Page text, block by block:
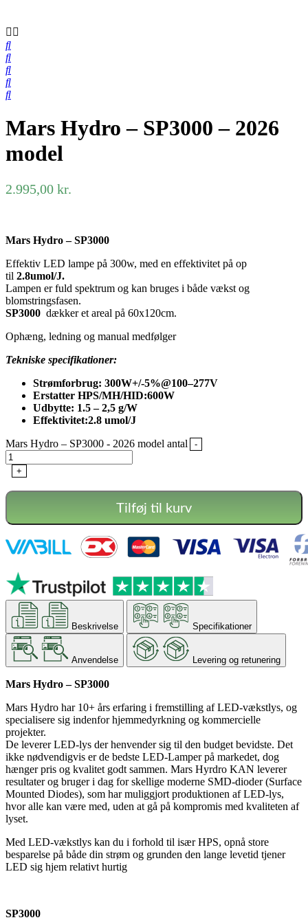
Mars Hydro – SP3000 – 2026
model
2.995,00 kr.
Mars Hydro – SP3000
Effektiv LED lampe på 300w, med en effektivitet på op
til 2.8umol/J.
Lampen er fuld spektrum og kan bruges i både vækst og
blomstringsfasen.
SP3000 dækker et areal på 60x120cm.
Ophæng, ledning og manual medfølger
Tekniske specifikationer:
Strømforbrug: 300W+/-5%@100–277V
Erstatter HPS/MH/HID:600W
Udbytte: 1.5 – 2,5 g/W
Effektivitet:2.8 umol/J
Mars Hydro – SP3000 - 2026 model antal
-
+
Tilføj til kurv
Beskrivelse Specifikationer
Anvendelse Levering og retunering
Mars Hydro – SP3000
Mars Hydro har 10+ års erfaring i fremstilling af LED-vækstlys, og
specialisere sig indenfor hjemmedyrkning og kommercielle
projekter.
De leverer LED-lys der henvender sig til den budget bevidste. Det
ikke nødvendigvis er de bedste LED-Lamper på markedet, dog
hænger pris og kvalitet godt sammen. Mars Hyrdro KAN leverer
resultater og bruger i dag for skellige moderne SMD-dioder (Surface
Mounted Diodes), som har muliggjort produktionen af LED-lys,
hvor alle kan være med, uden at gå på kompromis med kvaliteten af
lyset.
Med LED-vækstlys kan du i forhold til især HPS, opnå store
besparelse på både din strøm og grunden den lange levetid tjener
LED sig hjem relativt hurtig
SP3000